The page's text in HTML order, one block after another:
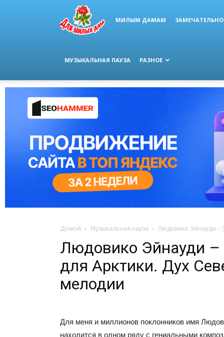
МИЛЫМ ДАМАМ
МУЗЫКАЛЬНАЯ ПАУЗА РАЗНОЕ
Домой Музыкальная пауза Людовико Эйнауди –
Людовико Эйнауди –
для Арктики. Дух
мелодии
Для меня и миллионов поклонников имя
находится в одном ряду с гениальными